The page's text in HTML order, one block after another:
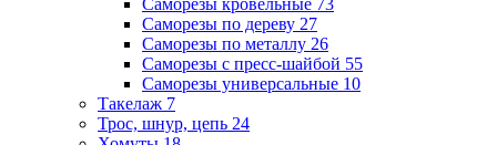
Саморезы кровельные 73
Саморезы по дереву 27
Саморезы по металлу 26
Саморезы с пресс-шайбой 55
Саморезы универсальные 10
Такелаж 7
Трос, шнур, цепь 24